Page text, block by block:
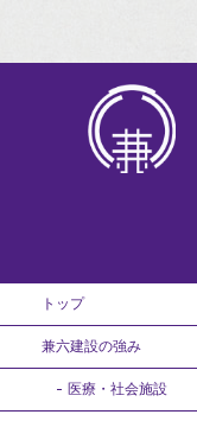
トップ
兼六建設の強み
医療・社会施設